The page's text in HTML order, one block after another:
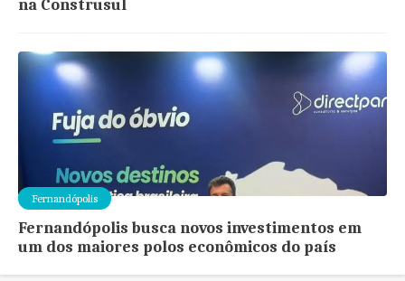
na Construsul
Fernandópolis
Fernandópolis busca novos investimentos em
um dos maiores polos econômicos do país